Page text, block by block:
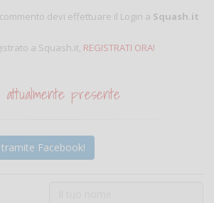
devi effettuare il Login a Squash.it
a Squash.it, REGISTRATI ORA!
attualmente presente
Facebook!